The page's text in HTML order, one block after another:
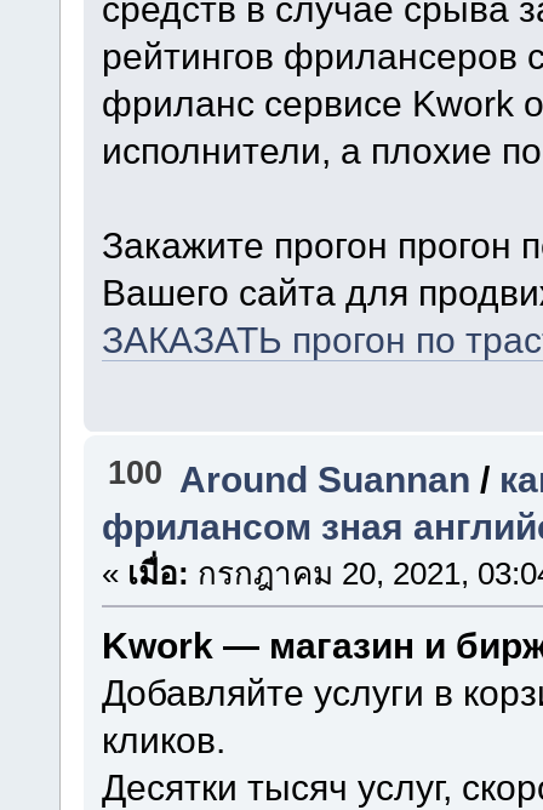
средств в случае срыва
рейтингов фрилансеров
фриланс сервисе Kwork
исполнители, а плохие
Закажите прогон прогон
Вашего сайта для
ЗАКАЗАТЬ прогон по
100 Around Suannan /
фрилансом зная
« เมื่อ: กรกฎาคม 20, 2021,
Kwork — магазин и
Добавляйте услуги в
кликов.
Десятки тысяч услуг,